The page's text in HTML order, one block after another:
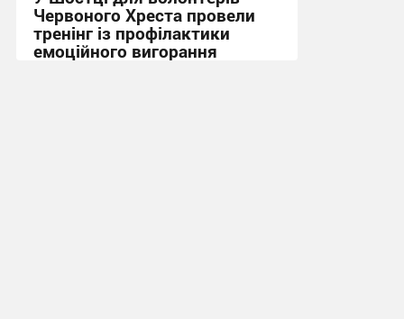
Червоного Хреста провели
тренінг із профілактики
емоційного вигорання